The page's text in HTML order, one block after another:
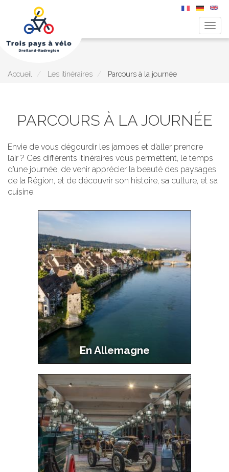
Aller
principal
Accueil Les itinéraires Parcours à la journée
PARCOURS À LA JOURNÉE
Envie de vous dégourdir les jambes et d’aller prendre
l’air ? Ces différents itinéraires vous permettent, le temps
d’une journée, de venir apprécier la beauté des paysages
de la Région, et de découvrir son histoire, sa culture, et sa
cuisine.
navigation
En Allemagne